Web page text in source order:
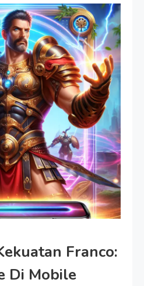
Franco:
Di Mobile